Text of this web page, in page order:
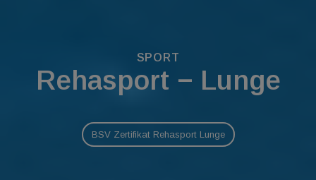
SPORT
Rehasport − Lunge
BSV Zertifikat Rehasport Lunge